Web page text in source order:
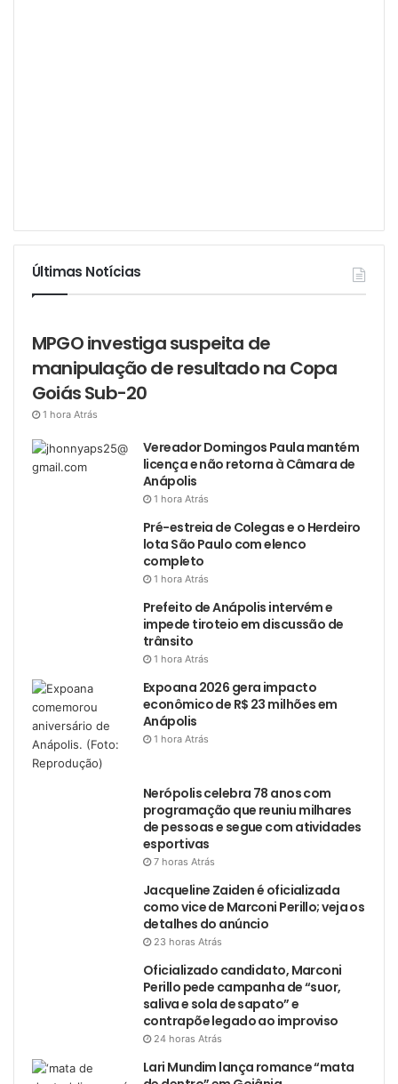
Últimas Notícias
MPGO investiga suspeita de
manipulação de resultado na Copa
Goiás Sub-20
1 hora Atrás
Vereador Domingos Paula mantém
licença e não retorna à Câmara de
Anápolis
1 hora Atrás
Pré-estreia de Colegas e o Herdeiro
lota São Paulo com elenco
completo
1 hora Atrás
Prefeito de Anápolis intervém e
impede tiroteio em discussão de
trânsito
1 hora Atrás
Expoana 2026 gera impacto
econômico de R$ 23 milhões em
Anápolis
1 hora Atrás
Nerópolis celebra 78 anos com
programação que reuniu milhares
de pessoas e segue com atividades
esportivas
7 horas Atrás
Jacqueline Zaiden é oficializada
como vice de Marconi Perillo; veja os
detalhes do anúncio
23 horas Atrás
Oficializado candidato, Marconi
Perillo pede campanha de “suor,
saliva e sola de sapato” e
contrapõe legado ao improviso
24 horas Atrás
Lari Mundim lança romance “mata